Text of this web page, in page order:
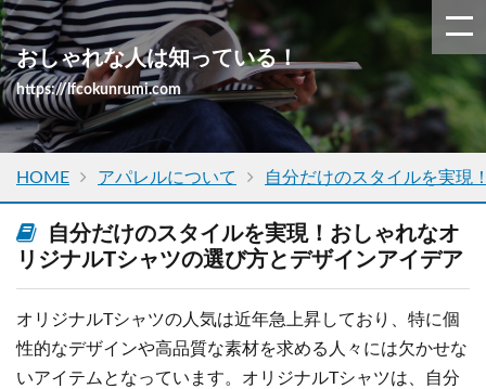
おしゃれな人は知っている！
https://lfcokunrumi.com
HOME アパレルについて 自分だけのスタイルを実現
自分だけのスタイルを実現！おしゃれなオ
リジナルTシャツの選び方とデザインアイデア
オリジナルTシャツの人気は近年急上昇しており、特に個
性的なデザインや高品質な素材を求める人々には欠かせな
いアイテムとなっています。オリジナルTシャツは、自分